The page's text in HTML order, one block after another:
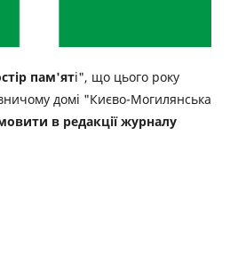
пам'яті", що цього року
домі "Києво-Могилянська
в редакції журналу